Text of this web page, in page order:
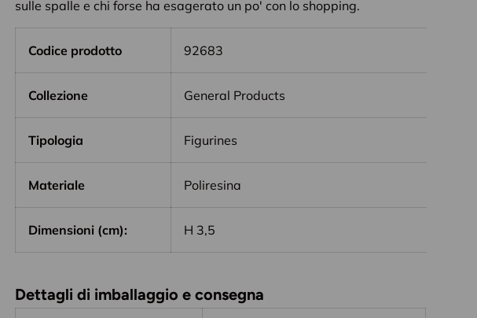
sulle spalle e chi forse ha esagerato un po' con lo shopping.
Codice prodotto 92683
Collezione General Products
Tipologia Figurines
Materiale Poliresina
Dimensioni (cm): H 3,5
Dettagli di imballaggio e consegna